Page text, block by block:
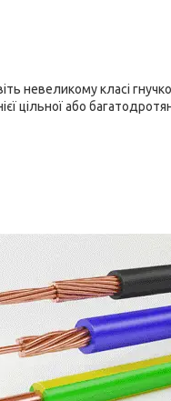
невеликому класі
цільної або